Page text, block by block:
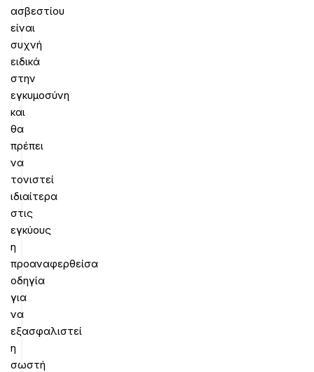
ασβεστίου
είναι
συχνή
ειδικά
στην
εγκυμοσύνη
και
θα
πρέπει
να
τονιστεί
ιδιαίτερα
στις
εγκύους
η
προαναφερθείσα
οδηγία
για
να
εξασφαλιστεί
η
σωστή